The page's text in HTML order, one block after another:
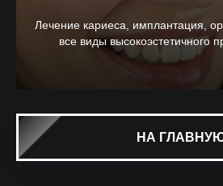
Лечение кариеса, имплантация,
все виды высокоэстетичного
НА